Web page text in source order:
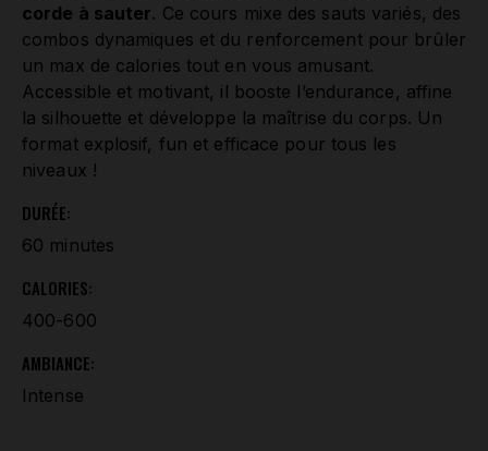
corde à sauter. Ce cours mixe des sauts variés, des
combos dynamiques et du renforcement pour brûler
un max de calories tout en vous amusant.
Accessible et motivant, il booste l’endurance, affine
la silhouette et développe la maîtrise du corps. Un
format explosif, fun et efficace pour tous les
niveaux !
DURÉE:
60 minutes
CALORIES:
400-600
AMBIANCE:
Intense